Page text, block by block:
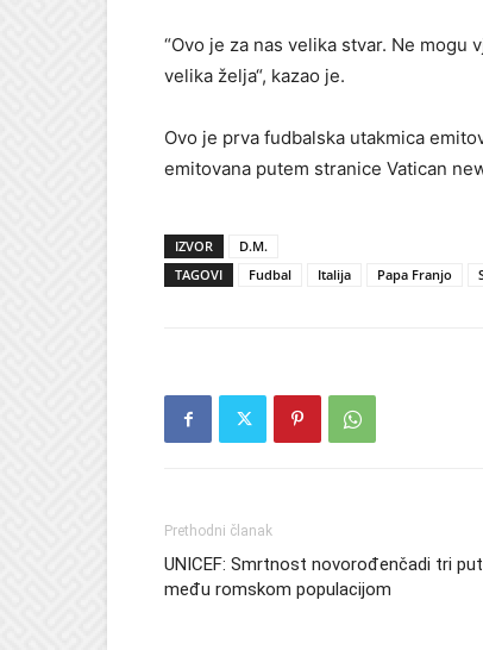
“Ovo je za nas velika stvar. Ne
velika želja“, kazao je.
Ovo je prva fudbalska utakmica
emitovana putem stranice Vatican
IZVOR
D.M.
TAGOVI
Fudbal Italija Papa Franjo
Prethodni članak
UNICEF: Smrtnost novorođenčadi tri
među romskom populacijom